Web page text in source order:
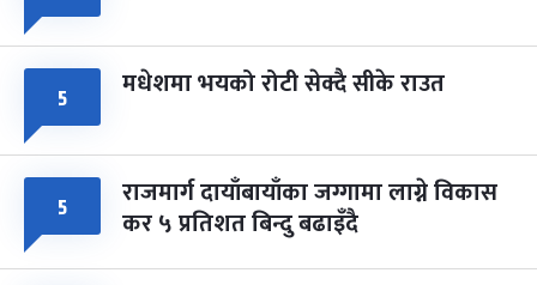
५ मधेशमा भयको रोटी सेक्दै सीके राउत
५ राजमार्ग दायाँबायाँका जग्गामा लाग्ने विकास
कर ५ प्रतिशत बिन्दु बढाइँदै